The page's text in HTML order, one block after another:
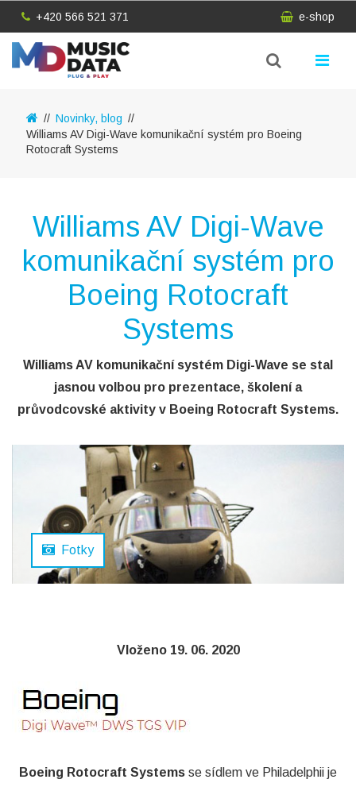
+420 566 521 371 e-shop
Novinky, blog
Williams AV Digi-Wave komunikační systém pro Boeing
Rotocraft Systems
Williams AV Digi-Wave
komunikační systém pro
Boeing Rotocraft
Systems
Williams AV komunikační systém Digi-Wave se stal
jasnou volbou pro prezentace, školení a
průvodcovské aktivity v Boeing Rotocraft Systems.
Fotky
Vloženo 19. 06. 2020
Boeing Rotocraft Systems se sídlem ve Philadelphii je